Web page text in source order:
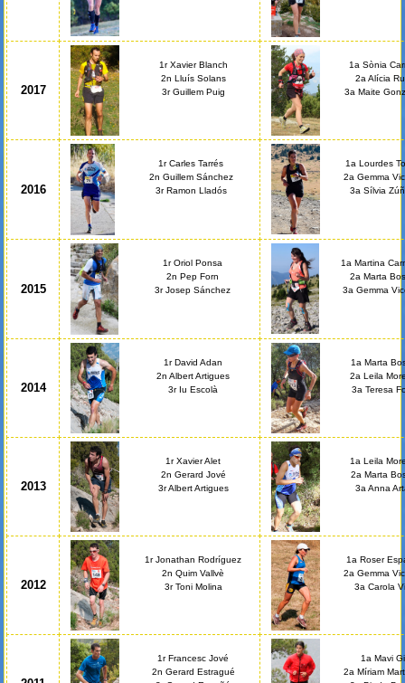
2017
1r Xavier Blanch
2n Lluís Solans
3r Guillem Puig
1a Sònia
2a Alícia
3a Maite
2016
1r Carles Tarrés
2n Guillem Sánchez
3r Ramon Lladós
1a Lourdes
2a Gemma
3a Sílvia
2015
1r Oriol Ponsa
2n Pep Forn
3r Josep Sánchez
1a Martina
2a Marta
3a Gemma
2014
1r David Adan
2n Albert Artigues
3r Iu Escolà
1a Marta
2a Leila
3a Teresa
2013
1r Xavier Alet
2n Gerard Jové
3r Albert Artigues
1a Leila
2a Marta
3a Anna
2012
1r Jonathan Rodríguez
2n Quim Vallvè
3r Toni Molina
1a Roser
2a Gemma
3a Carola
1r Francesc Jové
2n Gerard Estragué
1a Mavi
2a Míriam